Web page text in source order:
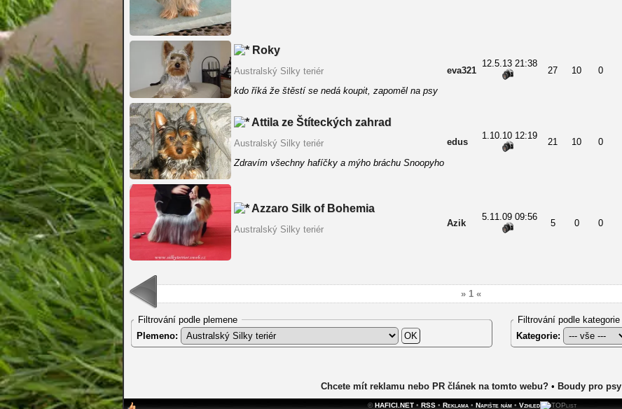
Roky
Australský Silky teriér
kdo říká že štěstí se nedá koupit, zapoměl na psy
eva321
12.5.13 21:38
27 10 0
Attila ze Štíteckých zahrad
Australský Silky teriér
Zdravím všechny hafíčky a mýho bráchu Snoopyho
edus
1.10.10 12:19
21 10 0
Azzaro Silk of Bohemia
Australský Silky teriér
Azik
5.11.09 09:56
5 0 0
» 1 «
Filtrování podle plemene
Plemeno:
Filtrování podle kategorie
Kategorie:
Chcete mít reklamu nebo PR článek na tomto webu?• Boudy pro psy
©HAFICI.NET• RSS• Reklama• Napište nám• Vzhled